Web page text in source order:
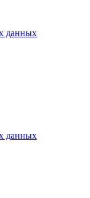
данных
данных